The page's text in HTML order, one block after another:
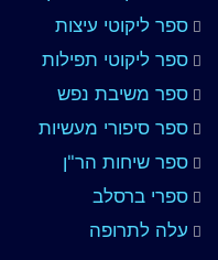
ספר ליקוטי עיצות
ספר ליקוטי תפילות
ספר משיבת נפש
ספר סיפורי מעשיות
ספר שיחות הר"ן
ספרי ברסלב
עלה לתרופה